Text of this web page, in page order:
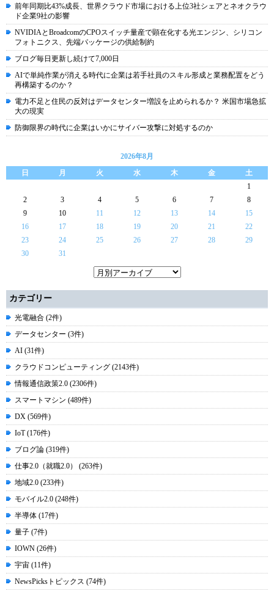
前年同期比43%成長、世界クラウド市場における上位3社シェアとネオクラウ
ド企業9社の影響
NVIDIAとBroadcomのCPOスイッチ量産で顕在化する光エンジン、シリコン
フォトニクス、先端パッケージの供給制約
ブログ毎日更新し続けて7,000日
AIで単純作業が消える時代に企業は若手社員のスキル形成と業務配置をどう
再構築するのか？
電力不足と住民の反対はデータセンター増設を止められるか？ 米国市場急拡
大の現実
防御限界の時代に企業はいかにサイバー攻撃に対処するのか
2026年8月
日
月 火 水 木 金
土
1
2
3 4 5 6 7
8
9
10 11 12 13 14
15
16
17 18 19 20 21
22
23
24 25 26 27 28
29
30
31
カテゴリー
光電融合 (2件)
データセンター (3件)
AI (31件)
クラウドコンピューティング (2143件)
情報通信政策2.0 (2306件)
スマートマシン (489件)
DX (569件)
IoT (176件)
ブログ論 (319件)
仕事2.0（就職2.0） (263件)
地域2.0 (233件)
モバイル2.0 (248件)
半導体 (17件)
量子 (7件)
IOWN (26件)
宇宙 (11件)
NewsPicksトピックス (74件)